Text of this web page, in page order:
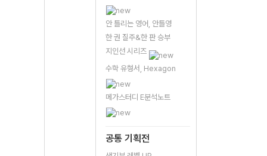
안 틀리는 영어, 안틀영
한 권 질주&한 판 승부
지인선 시리즈
수학 유형서, Hexagon
메가스터디 E분석노트
공통 기획전